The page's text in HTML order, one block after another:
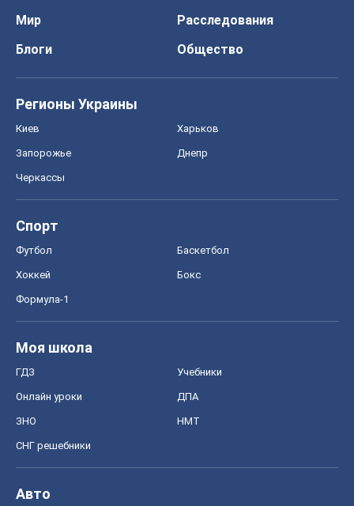
Мир
Расследования
Блоги
Общество
Регионы Украины
Киев Харьков
Запорожье Днепр
Черкассы
Спорт
Футбол Баскетбол
Хоккей Бокс
Формула-1
Моя школа
ГДЗ Учебники
Онлайн уроки ДПА
ЗНО НМТ
СНГ решебники
Авто